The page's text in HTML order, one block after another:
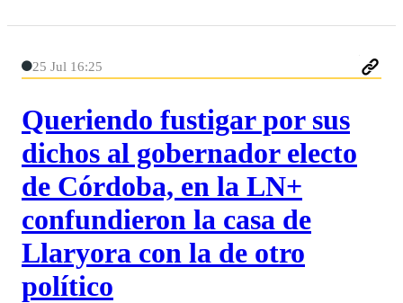
25 Jul 16:25
Queriendo fustigar por sus
dichos al gobernador electo
de Córdoba, en la LN+
confundieron la casa de
Llaryora con la de otro
político